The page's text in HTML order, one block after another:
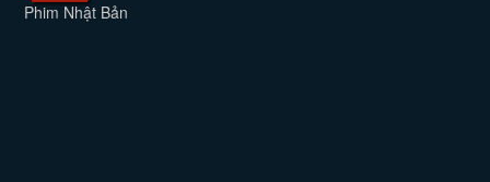
Phim Nhật Bản